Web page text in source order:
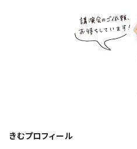
きむプロフィール